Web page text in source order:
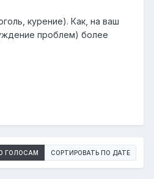
курение). Как, на ваш
проблем) более
ГОЛОСАМ СОРТИРОВАТЬ ПО ДАТЕ